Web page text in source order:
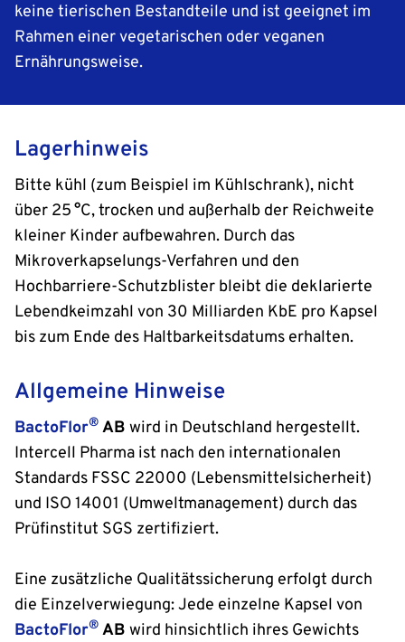
keine tierischen Bestandteile und ist geeignet im
Rahmen einer vegetarischen oder veganen
Ernährungsweise.
Lagerhinweis
Bitte kühl (zum Beispiel im Kühlschrank), nicht
über 25 °C, trocken und außerhalb der Reichweite
kleiner Kinder aufbewahren. Durch das
Mikroverkapselungs-Verfahren und den
Hochbarriere-Schutzblister bleibt die deklarierte
Lebendkeimzahl von 30 Milliarden KbE pro Kapsel
bis zum Ende des Haltbarkeitsdatums erhalten.
Allgemeine Hinweise
BactoFlor® AB wird in Deutschland hergestellt.
Intercell Pharma ist nach den internationalen
Standards FSSC 22000 (Lebensmittelsicherheit)
und ISO 14001 (Umweltmanagement) durch das
Prüfinstitut SGS zertifiziert.
Eine zusätzliche Qualitätssicherung erfolgt durch
die Einzelverwiegung: Jede einzelne Kapsel von
BactoFlor® AB wird hinsichtlich ihres Gewichts